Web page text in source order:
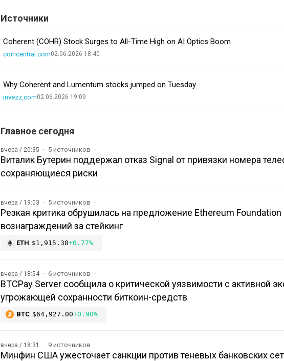
Источники
Coherent (COHR) Stock Surges to All-Time High on AI Optics Boom
coincentral.com02.06.2026 18:40
Why Coherent and Lumentum stocks jumped on Tuesday
invezz.com02.06.2026 19:09
Главное сегодня
вчера / 20:35 5 источников
Виталик Бутерин поддержал отказ Signal от привязки номера
сохраняющиеся риски
вчера / 19:03 5 источников
Резкая критика обрушилась на предложение Ethereum Foundation
вознаграждений за стейкинг
ETH $1,915.30+0.77%
вчера / 18:54 6 источников
BTCPay Server сообщила о критической уязвимости с активной
угрожающей сохранности биткоин-средств
BTC $64,927.00+0.90%
вчера / 18:31 9 источников
Минфин США ужесточает санкции против теневых банковских